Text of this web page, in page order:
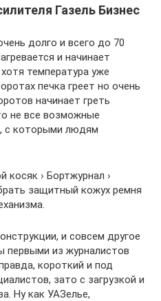
Газель Бизнес
долго и всего до 70
и начинает
температура уже
печка греет но очень
начинает греть
не все возможные
с которыми людям
косяк › Бортжурнал ›
защитный кожух ремня
и совсем другое
первыми из журналистов
короткий и под
зато с загрузкой и
Ну как УАЗелье,